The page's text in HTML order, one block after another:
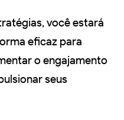
você estará
eficaz para
o engajamento
seus